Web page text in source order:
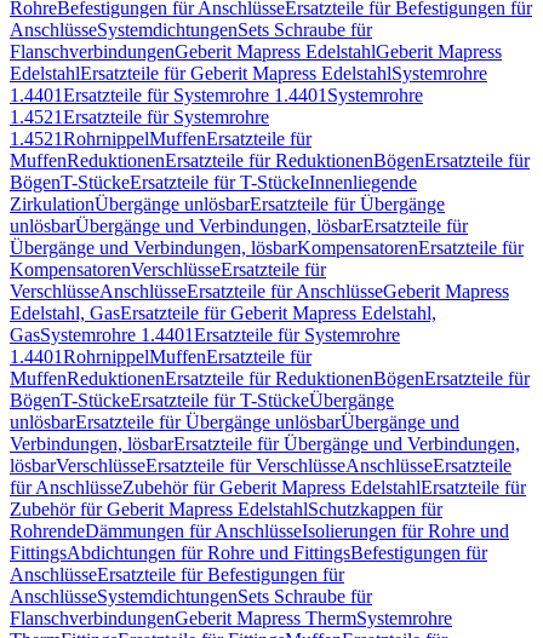
RohreBefestigungen für AnschlüsseErsatzteile für Befestigungen für
AnschlüsseSystemdichtungenSets Schraube für
FlanschverbindungenGeberit Mapress EdelstahlGeberit Mapress
EdelstahlErsatzteile für Geberit Mapress EdelstahlSystemrohre
1.4401Ersatzteile für Systemrohre 1.4401 Systemrohre
1.4521Ersatzteile für Systemrohre
1.4521RohrnippelMuffenErsatzteile für
MuffenReduktionenErsatzteile für ReduktionenBögenErsatzteile für
BögenT-StückeErsatzteile für T-StückeInnenliegende
ZirkulationÜbergänge unlösbarErsatzteile für Übergänge
unlösbarÜbergänge und Verbindungen, lösbarErsatzteile für
Übergänge und Verbindungen, lösbarKompensatorenErsatzteile für
KompensatorenVerschlüsseErsatzteile für
VerschlüsseAnschlüsseErsatzteile für AnschlüsseGeberit Mapress
Edelstahl, GasErsatzteile für Geberit Mapress Edelstahl,
GasSystemrohre 1.4401Ersatzteile für Systemrohre
1.4401RohrnippelMuffenErsatzteile für
MuffenReduktionenErsatzteile für ReduktionenBögenErsatzteile für
BögenT-StückeErsatzteile für T-StückeÜbergänge
unlösbarErsatzteile für Übergänge unlösbarÜbergänge und
Verbindungen, lösbarErsatzteile für Übergänge und Verbindungen,
lösbarVerschlüsseErsatzteile für VerschlüsseAnschlüsseErsatzteile
für AnschlüsseZubehör für Geberit Mapress EdelstahlErsatzteile für
Zubehör für Geberit Mapress EdelstahlSchutzkappen für
RohrendeDämmungen für AnschlüsseIsolierungen für Rohre und
FittingsAbdichtungen für Rohre und FittingsBefestigungen für
AnschlüsseErsatzteile für Befestigungen für
AnschlüsseSystemdichtungenSets Schraube für
FlanschverbindungenGeberit Mapress ThermSystemrohre